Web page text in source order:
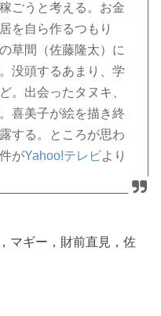
ごうと考える。お金
を自ら作るつもり
草間（佐藤隆太）に
没頭するあまり、学
。出会ったタヌキ、
喜美子が絵を描き終
する。ところが思わ
がYahoo!テレビより
マギー，財前直見，佐